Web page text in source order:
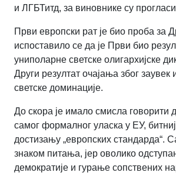
и ЛГБТитд, за виновнике су
Први европски рат је био проба за
испоставило се да је Први био
униполарне светске олигархијске
Други резултат очајања због заувек
светске доминације.
До скора је имало смисла говорити
самог формалног уласка у ЕУ,
достизању „европских стандарда“.
знаком питања, јер оволико
демократије и гурање сопствених